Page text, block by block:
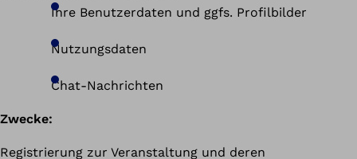
Ihre Benutzerdaten und ggfs. Profilbilder
Nutzungsdaten
Chat-Nachrichten
Zwecke:
Registrierung zur Veranstaltung und deren